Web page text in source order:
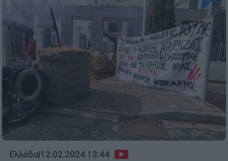
Ελλάδα|12.02.2024 13:44